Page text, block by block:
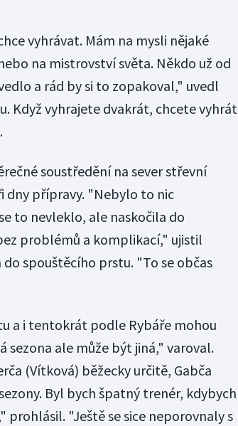
vyhrávat. Mám na mysli nějaké
na mistrovství světa. Někdo už od
a rád by si to zopakoval," uvedl
Když vyhrajete dvakrát, chcete vyhrát
soustředění na sever střevní
dny přípravy. "Nebylo to nic
to nevleklo, ale naskočila do
problémů a komplikací," ujistil
do spouštěcího prstu. "To se občas
a i tentokrát podle Rybáře mohou
sezona ale může být jiná," varoval.
(Vítková) běžecky určitě, Gabča
Byl bych špatný trenér, kdybych
"Ještě se sice neporovnaly s